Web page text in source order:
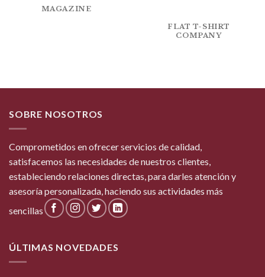
MAGAZINE
FLAT T-SHIRT
COMPANY
SOBRE NOSOTROS
Comprometidos en ofrecer servicios de calidad,
satisfacemos las necesidades de nuestros clientes,
estableciendo relaciones directas, para darles atención y
asesoría personalizada, haciendo sus actividades más
sencillas
ÚLTIMAS NOVEDADES